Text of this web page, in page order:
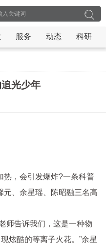
服务 动态 科研
光少年
热，会引发爆炸?一条科普
元、余星瑶、陈昭融三名高
师告诉我们，这是一种物
炫酷的等离子火花。”余星